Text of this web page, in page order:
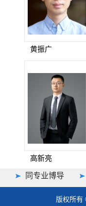
黄振广
高新亮
同专业博导
版权所有